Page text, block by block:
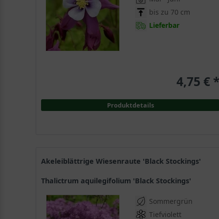
bis zu 70 cm
Lieferbar
4,75 €
Produktdetails
Akeleiblättrige Wiesenraute 'Black Stockings'
Thalictrum aquilegifolium 'Black Stockings'
Sommergrün
Tiefviolett